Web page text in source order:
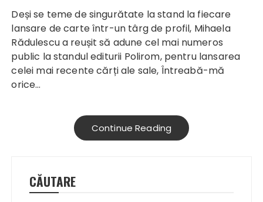
Deși se teme de singurătate la stand la fiecare
lansare de carte într-un târg de profil, Mihaela
Rădulescu a reușit să adune cel mai numeros
public la standul editurii Polirom, pentru lansarea
celei mai recente cărți ale sale, Întreabă-mă
orice…
Continue Reading
CĂUTARE